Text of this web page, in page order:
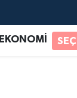
EKONOMİ